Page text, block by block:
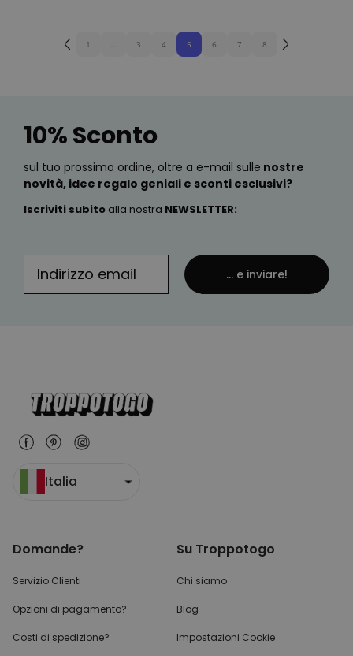
1 ... 3 4 5 6 7 8
10% Sconto
sul tuo prossimo ordine, oltre a e-mail sulle nostre
novità, idee regalo geniali e sconti esclusivi?
Iscriviti subito alla nostra NEWSLETTER:
... e inviare!
Italia
Domande?
Servizio Clienti
Opzioni di pagamento?
Costi di spedizione?
Su Troppotogo
Chi siamo
Blog
Impostazioni Cookie